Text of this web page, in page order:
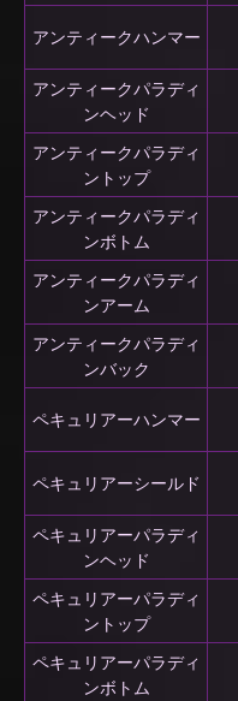
アンティークハンマー
アンティークパラディ
ンヘッド
アンティークパラディ
ントップ
アンティークパラディ
ンボトム
アンティークパラディ
ンアーム
アンティークパラディ
ンバック
ペキュリアーハンマー
ペキュリアーシールド
ペキュリアーパラディ
ンヘッド
ペキュリアーパラディ
ントップ
ペキュリアーパラディ
ンボトム